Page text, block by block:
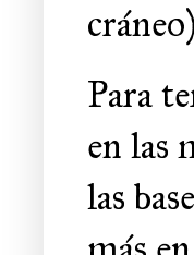
Para
en las
las